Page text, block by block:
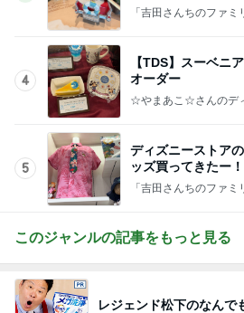
「吉田さんちのファ
4
【TDS】スーベニ
オーダー
☆やまあこ☆さんのデ
5
ディズニーストア
ッズ買ってきたー！
「吉田さんちのファ
このジャンルの記事をもっと見る
レジェンド松下のなんで